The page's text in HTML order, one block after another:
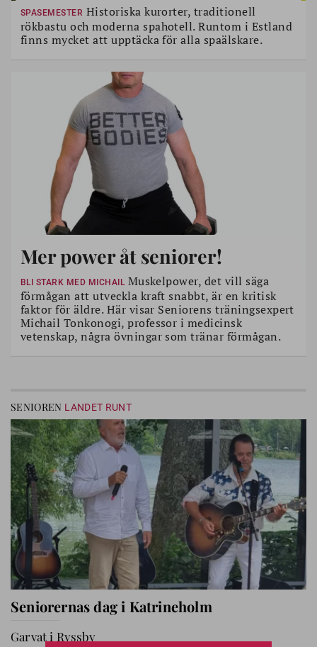
SPASEMESTER Historiska kurorter, traditionell
rökbastu och moderna spahotell. Runtom i Estland
finns mycket att upptäcka för alla spaälskare.
Mer power åt seniorer!
BLI STARK MED MICHAILMuskelpower, det vill säga
förmågan att utveckla kraft snabbt, är en kritisk
faktor för äldre. Här visar Seniorens träningsexpert
Michail Tonkonogi, professor i medicinsk
vetenskap, några övningar som tränar förmågan.
SENIOREN LANDET RUNT
Seniorernas dag i Katrineholm
Garvat i Ryssby